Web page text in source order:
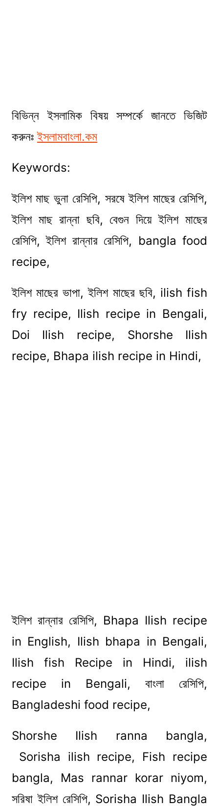
বিভিন্ন ইসলামিক বিষয় সম্পর্কে জানতে ভিজিট
করুনঃইসলামবাংলা.কম
Keywords:
ইলিশ মাছ ভুনা রেসিপি, সরষে ইলিশ মাছের রেসিপি,
ইলিশ মাছ রান্না ছবি, বেগুন দিয়ে ইলিশ মাছের
রেসিপি, ইলিশ রান্নার রেসিপি, bangla food
recipe,
ইলিশ মাছের ভাপা, ইলিশ মাছের ছবি, ilish fish
fry recipe, Ilish recipe in Bengali,
Doi Ilish recipe, Shorshe Ilish
recipe, Bhapa ilish recipe in Hindi,
ইলিশ রান্নার রেসিপি, Bhapa Ilish recipe
in English, Ilish bhapa in Bengali,
Ilish fish Recipe in Hindi, ilish
recipe in Bengali, বাংলা রেসিপি,
Bangladeshi food recipe,
Shorshe Ilish ranna bangla,
Sorisha ilish recipe, Fish recipe
bangla, Mas rannar korar niyom,
সরিষা ইলিশ রেসিপি, Sorisha Ilish Bangla